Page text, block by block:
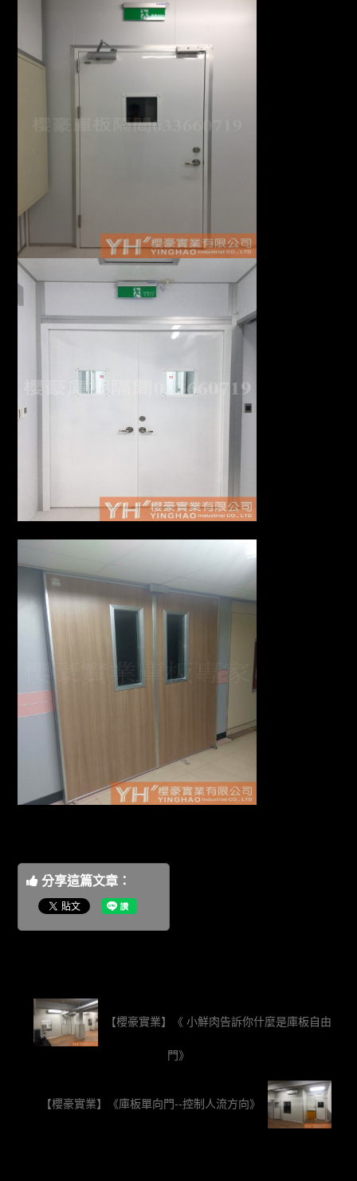
分享這篇文章：
【櫻豪實業】《 小鮮肉告訴你什麼是庫板自由
門》
【櫻豪實業】《庫板單向門--控制人流方向》